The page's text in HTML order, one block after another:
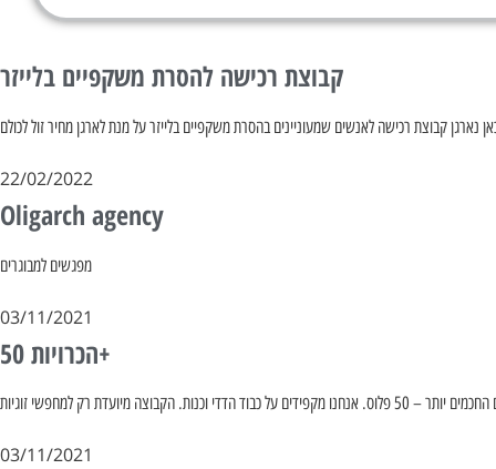
קבוצת רכישה להסרת משקפיים בלייזר
נארגן קבוצת רכישה לאנשים שמעוניינים בהסרת משקפיים בלייזר על מנת לארגן מחיר זול לכולם
22/02/2022
Oligarch agency
מפגשים למבוגרים
03/11/2021
הכרויות 50+
03/11/2021